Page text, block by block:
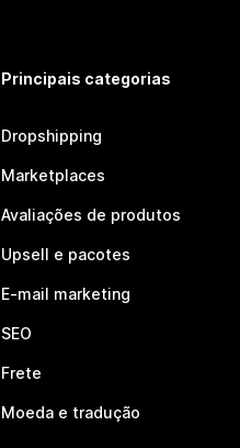
Principais categorias
Dropshipping
Marketplaces
Avaliações de produtos
Upsell e pacotes
E-mail marketing
SEO
Frete
Moeda e tradução